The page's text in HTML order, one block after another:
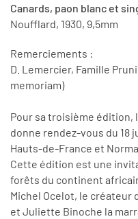
Canards, paon blanc et
Noufflard, 1930, 9,5mm
Remerciements :
D. Lemercier, Famille
memoriam)
Pour sa troisième édition,
donne rendez-vous du 18
Hauts-de-France et
Cette édition est une
forêts du continent
Michel Ocelot, le créateur
et Juliette Binoche la